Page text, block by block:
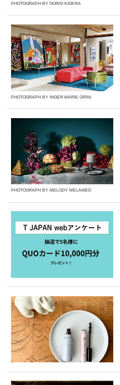
PHOTOGRAPH BY NORIO KIDERA
PHOTOGRAPH BY INGER MARIE GRINI
PHOTOGRAPH BY MELODY MELAMED